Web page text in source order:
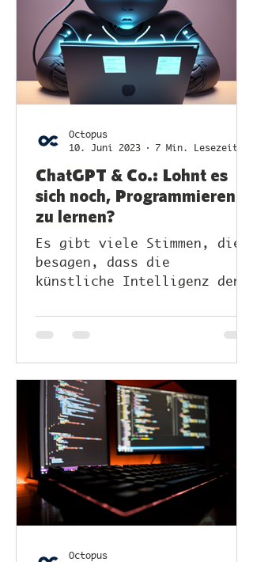
ChatGPT & Co.: Lohnt es
sich noch, Programmieren
zu lernen?
Es gibt viele Stimmen, die
besagen, dass die
künstliche Intelligenz den
überflüssig macht.
Octopus
10. Juni 2023
7 Min. Lesezeit
Octopus